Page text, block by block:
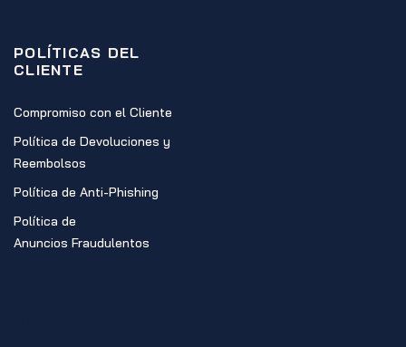
POLÍTICAS DEL
CLIENTE
Compromiso con el Cliente
Política de Devoluciones y
Reembolsos
Política de Anti-Phishing
Política de
Anuncios Fraudulentos